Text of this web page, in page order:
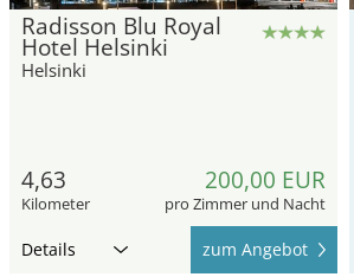
Radisson Blu Royal
Hotel Helsinki
Helsinki
4,63
Kilometer
200,00 EUR
pro Zimmer und Nacht
Details zum Angebot